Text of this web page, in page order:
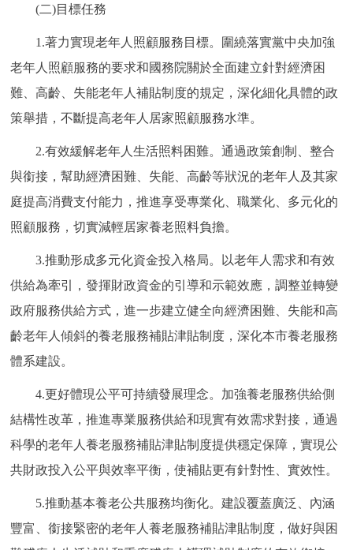
(二)目標任務
1.著力實現老年人照顧服務目標。圍繞落實黨中央加強
老年人照顧服務的要求和國務院關於全面建立針對經濟困
難、高齡、失能老年人補貼制度的規定，深化細化具體的政
策舉措，不斷提高老年人居家照顧服務水準。
2.有效緩解老年人生活照料困難。通過政策創制、整合
與銜接，幫助經濟困難、失能、高齡等狀況的老年人及其家
庭提高消費支付能力，推進享受專業化、職業化、多元化的
照顧服務，切實減輕居家養老照料負擔。
3.推動形成多元化資金投入格局。以老年人需求和有效
供給為牽引，發揮財政資金的引導和示範效應，調整並轉變
政府服務供給方式，進一步建立健全向經濟困難、失能和高
齡老年人傾斜的養老服務補貼津貼制度，深化本市養老服務
體系建設。
4.更好體現公平可持續發展理念。加強養老服務供給側
結構性改革，推進專業服務供給和現實有效需求對接，通過
科學的老年人養老服務補貼津貼制度提供穩定保障，實現公
共財政投入公平與效率平衡，使補貼更有針對性、實效性。
5.推動基本養老公共服務均衡化。建設覆蓋廣泛、內涵
豐富、銜接緊密的老年人養老服務補貼津貼制度，做好與困